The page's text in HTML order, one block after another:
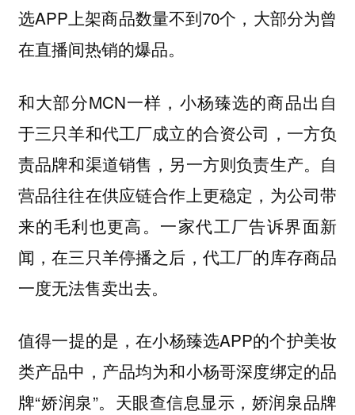
选APP上架商品数量不到70个，大部分为曾
在直播间热销的爆品。
和大部分MCN一样，小杨臻选的商品出自
于三只羊和代工厂成立的合资公司，一方负
责品牌和渠道销售，另一方则负责生产。自
营品往往在供应链合作上更稳定，为公司带
来的毛利也更高。一家代工厂告诉界面新
闻，在三只羊停播之后，代工厂的库存商品
一度无法售卖出去。
值得一提的是，在小杨臻选APP的个护美妆
类产品中，产品均为和小杨哥深度绑定的品
牌“娇润泉”。天眼查信息显示，娇润泉品牌